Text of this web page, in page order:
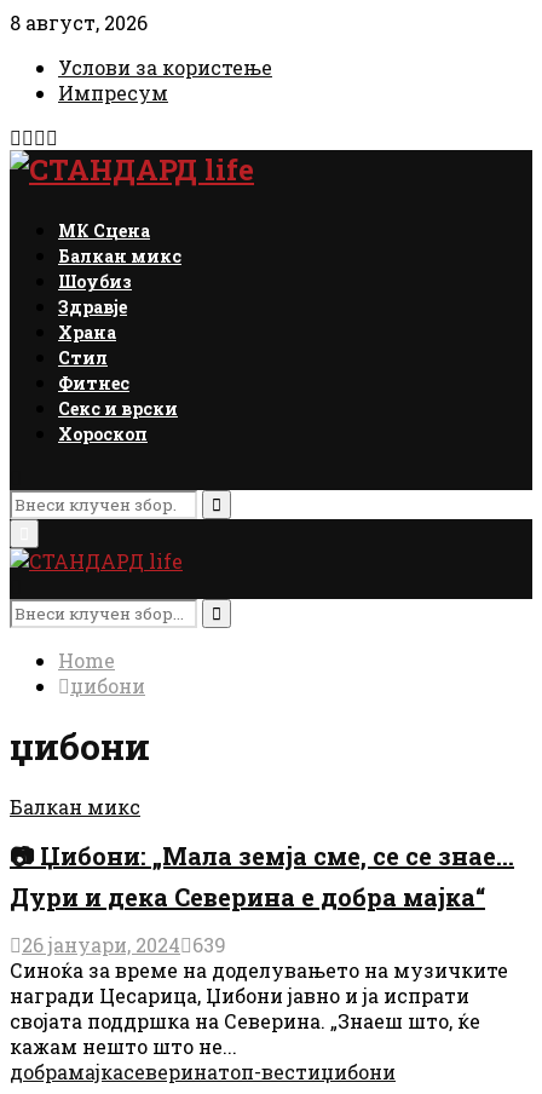
8 август, 2026
Услови за користење
Импресум
Facebook
Instagram
Email
МК Сцена
Балкан микс
Шоубиз
Здравје
Храна
Стил
Фитнес
Секс и врски
Хороскоп
Search
for:
Search
Menu
Search
for:
Search
Home
џибони
џибони
Балкан микс
📷 Џибони: „Мала земја сме, се се знае…
Дури и дека Северина е добра мајка“
26 јануари, 2024 639
Синоќа за време на доделувањето на музичките
награди Цесарица, Џибони јавно и ја испрати
својата поддршка на Северина. „Знаеш што, ќе
кажам нешто што не...
добрамајкасеверинатоп-вестиџибони